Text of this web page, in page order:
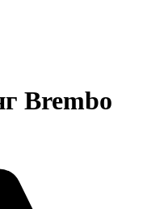
Brembo